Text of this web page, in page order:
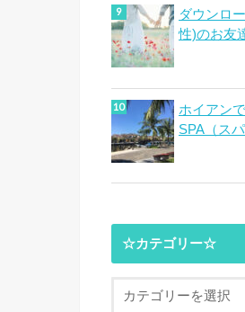
ダウンロ
性)のお友
ホイアン
SPA（ス
☆カテゴリー☆